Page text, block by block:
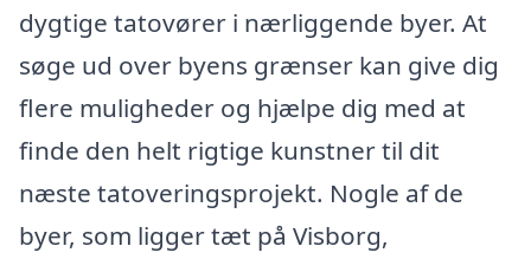
dygtige tatovører i nærliggende byer. At
søge ud over byens grænser kan give dig
flere muligheder og hjælpe dig med at
finde den helt rigtige kunstner til dit
næste tatoveringsprojekt. Nogle af de
byer, som ligger tæt på Visborg,